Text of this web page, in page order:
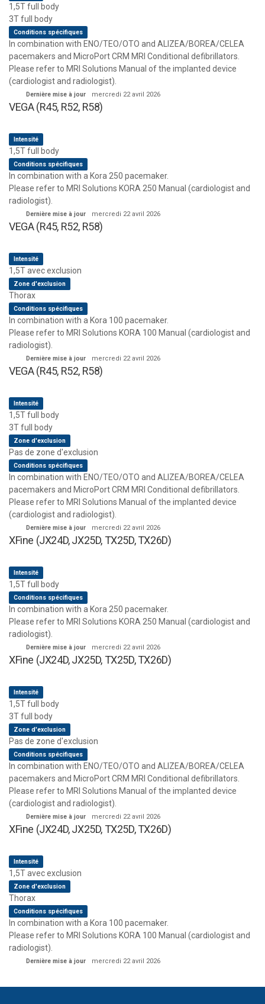
1,5T full body
3T full body
Conditions spécifiques
In combination with ENO/TEO/OTO and ALIZEA/BOREA/CELEA
pacemakers and MicroPort CRM MRI Conditional defibrillators.
Please refer to MRI Solutions Manual of the implanted device
(cardiologist and radiologist).
Dernière mise à jour mercredi 22 avril 2026
VEGA (R45, R52, R58)
Intensité
1,5T full body
Conditions spécifiques
In combination with a Kora 250 pacemaker.
Please refer to MRI Solutions KORA 250 Manual (cardiologist and
radiologist).
Dernière mise à jour mercredi 22 avril 2026
VEGA (R45, R52, R58)
Intensité
1,5T avec exclusion
Zone d'exclusion
Thorax
Conditions spécifiques
In combination with a Kora 100 pacemaker.
Please refer to MRI Solutions KORA 100 Manual (cardiologist and
radiologist).
Dernière mise à jour mercredi 22 avril 2026
VEGA (R45, R52, R58)
Intensité
1,5T full body
3T full body
Zone d'exclusion
Pas de zone d'exclusion
Conditions spécifiques
In combination with ENO/TEO/OTO and ALIZEA/BOREA/CELEA
pacemakers and MicroPort CRM MRI Conditional defibrillators.
Please refer to MRI Solutions Manual of the implanted device
(cardiologist and radiologist).
Dernière mise à jour mercredi 22 avril 2026
XFine (JX24D, JX25D, TX25D, TX26D)
Intensité
1,5T full body
Conditions spécifiques
In combination with a Kora 250 pacemaker.
Please refer to MRI Solutions KORA 250 Manual (cardiologist and
radiologist).
Dernière mise à jour mercredi 22 avril 2026
XFine (JX24D, JX25D, TX25D, TX26D)
Intensité
1,5T full body
3T full body
Zone d'exclusion
Pas de zone d'exclusion
Conditions spécifiques
In combination with ENO/TEO/OTO and ALIZEA/BOREA/CELEA
pacemakers and MicroPort CRM MRI Conditional defibrillators.
Please refer to MRI Solutions Manual of the implanted device
(cardiologist and radiologist).
Dernière mise à jour mercredi 22 avril 2026
XFine (JX24D, JX25D, TX25D, TX26D)
Intensité
1,5T avec exclusion
Zone d'exclusion
Thorax
Conditions spécifiques
In combination with a Kora 100 pacemaker.
Please refer to MRI Solutions KORA 100 Manual (cardiologist and
radiologist).
Dernière mise à jour mercredi 22 avril 2026